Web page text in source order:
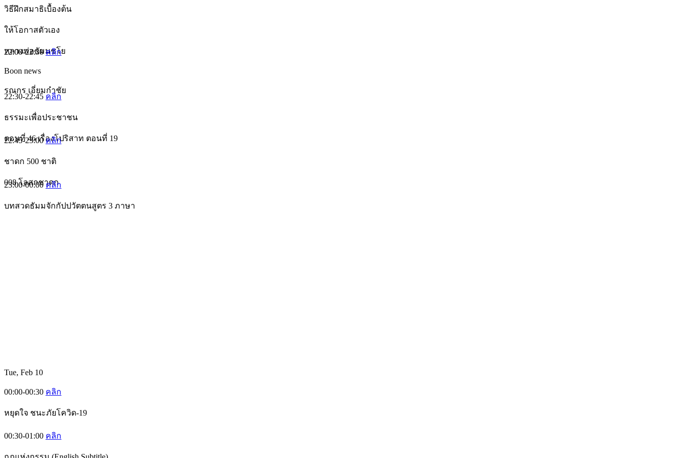
วิธีฝึกสมาธิเบื้องต้น
ให้โอกาสตัวเอง
หลวงพ่อธัมมชโย
22:00-22:30คลิก
Boon news
รณกร เอี่ยมกำชัย
22:30-22:45 คลิก
ธรรมะเพื่อประชาชน
ตอนที่ 46 เรื่องโปริสาท ตอนที่ 19
22:45-23:00คลิก
ชาดก 500 ชาติ
008 โลสกชาดก
23:00-00:00คลิก
บทสวดธัมมจักกัปปวัตตนสูตร 3 ภาษา
Tue, Feb 10
00:00-00:30 คลิก
หยุดใจ ชนะภัยโควิด-19
00:30-01:00 คลิก